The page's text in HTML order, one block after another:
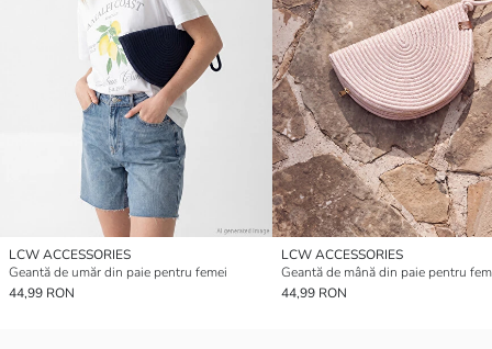
LCW ACCESSORIES
Geantă de umăr din paie pentru femei
44,99 RON
LCW ACCESSORIES
Geantă de mână din paie pentru
44,99 RON